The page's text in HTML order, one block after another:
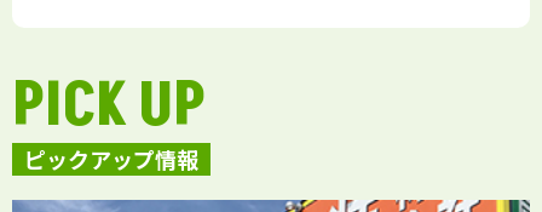
ピックアップ情報
PICK UP